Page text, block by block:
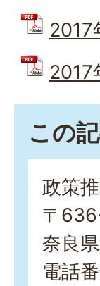
2017
2017
この
政策
〒
奈良
電話